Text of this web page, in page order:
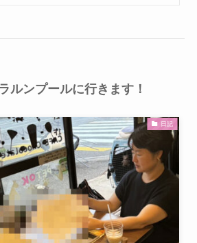
ルンプールに行きます！
日記